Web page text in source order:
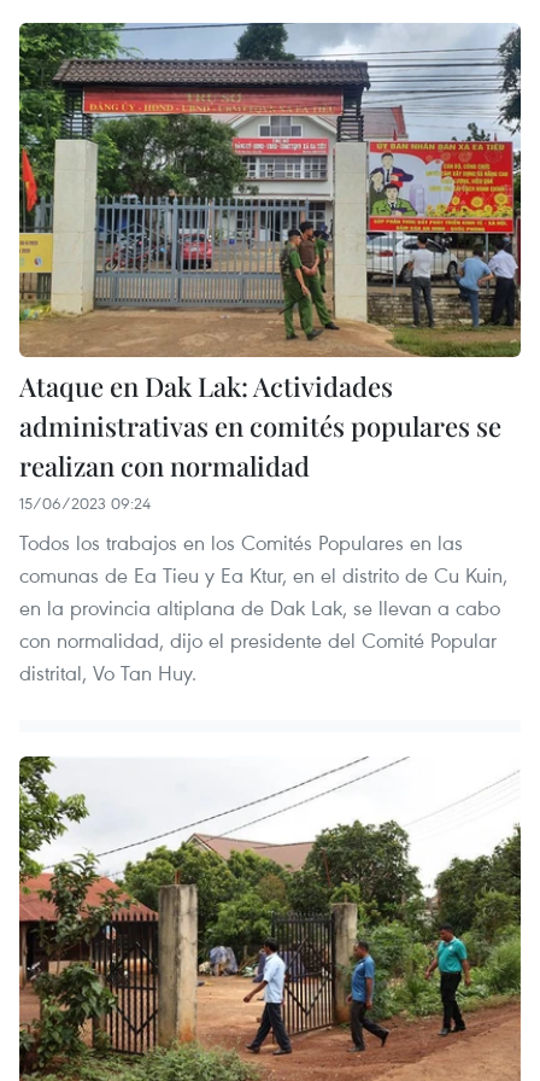
Ataque en Dak Lak: Actividades
administrativas en comités populares se
realizan con normalidad
15/06/2023 09:24
Todos los trabajos en los Comités Populares en las
comunas de Ea Tieu y Ea Ktur, en el distrito de Cu Kuin,
en la provincia altiplana de Dak Lak, se llevan a cabo
con normalidad, dijo el presidente del Comité Popular
distrital, Vo Tan Huy.